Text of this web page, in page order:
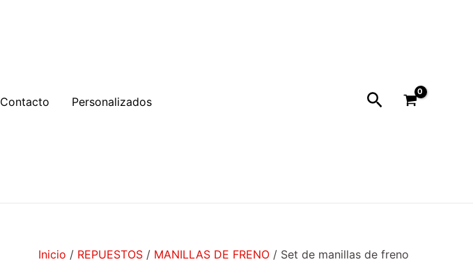
Contacto Personalizados Buscar
Inicio / REPUESTOS / MANILLAS DE FRENO / Set de manillas de freno
urban